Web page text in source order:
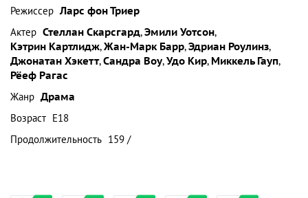
Режиссер Ларс фон Триер
Актер Стеллан Скарсгард,Эмили Уотсон,
Кэтрин Картлидж,Жан-Марк Барр,Эдриан Роулинз,
Джонатан Хэкетт,Сандра Воу,Удо Кир, Миккель Гауп,
Рёеф Рагас
Жанр Драма
Возраст Е18
Продолжительность 159 /